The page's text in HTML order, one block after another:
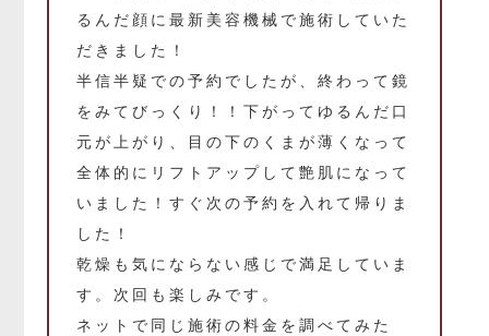
るんだ顔に最新美容機械で施術していた
だきました！
半信半疑での予約でしたが、終わって鏡
をみてびっくり！！下がってゆるんだ口
元が上がり、目の下のくまが薄くなって
全体的にリフトアップして艶肌になって
いました！すぐ次の予約を入れて帰りま
した！
乾燥も気にならない感じで満足していま
す。次回も楽しみです。
ネットで同じ施術の料金を調べてみた